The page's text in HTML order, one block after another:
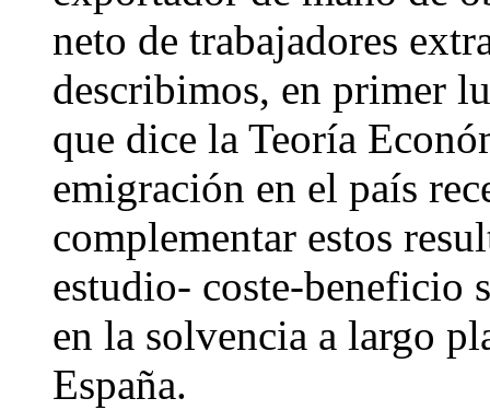
neto de trabajadores
describimos, en primer
que dice la Teoría
emigración en el país
complementar estos
estudio- coste-beneficio
en la solvencia a largo
España.